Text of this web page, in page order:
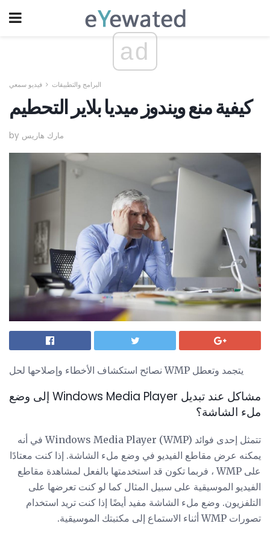
ad
البرامج والتطبيقات فيديو سمعي
كيفية منع ويندوز ميديا ​​بلاير التحطيم
by مارك هاريس
نصائح استكشاف الأخطاء وإصلاحها لحل WMP يتجمد وتعطل
مشاكل عند تبديل Windows Media Player إلى وضع
ملء الشاشة؟
تتمثل إحدى فوائد Windows Media Player (WMP) في أنه
يمكنه عرض مقاطع الفيديو في وضع ملء الشاشة. إذا كنت معتادًا
على WMP ، فربما تكون قد استخدمتها بالفعل لمشاهدة مقاطع
الفيديو الموسيقية على سبيل المثال كما لو كنت تعرضها على
التلفزيون. وضع ملء الشاشة مفيد أيضًا إذا كنت تريد استخدام
تصورات WMP أثناء الاستماع إلى مكتبتك الموسيقية.